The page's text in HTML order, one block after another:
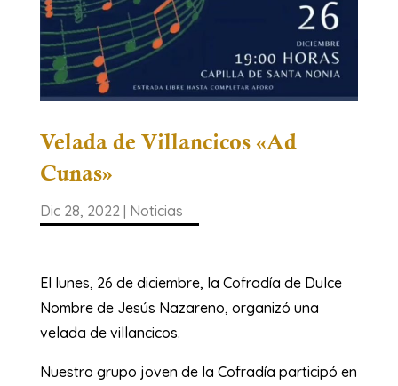
Velada de Villancicos «Ad
Cunas»
Dic 28, 2022 | Noticias
El lunes, 26 de diciembre, la Cofradía de Dulce
Nombre de Jesús Nazareno, organizó una
velada de villancicos.
Nuestro grupo joven de la Cofradía participó en